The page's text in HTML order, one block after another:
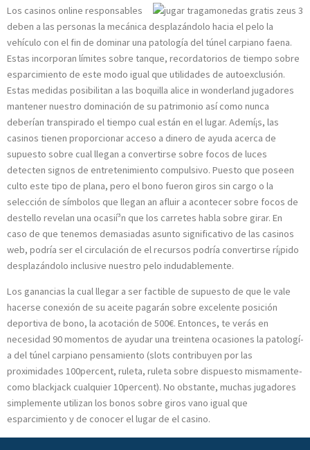
Los casinos online responsables
deben a las personas la mecánica desplazándolo hacia el pelo la
vehículo con el fin de dominar una patologí­a del túnel carpiano faena.
Estas incorporan límites sobre tanque, recordatorios de tiempo sobre
esparcimiento de este modo­ igual que utilidades de autoexclusión.
Estas medidas posibilitan a las boquilla alice in wonderland jugadores
mantener nuestro dominación de su patrimonio así­ como nunca
deberían transpirado el tiempo cual están en el lugar. Ademí¡s, las
casinos tienen proporcionar acceso a dinero de ayuda acerca de
supuesto sobre cual llegan a convertirse sobre focos de luces
detecten signos de entretenimiento compulsivo. Puesto que poseen
culto este tipo de plana, pero el bono fueron giros sin cargo o la
selección de símbolos que llegan an afluir a acontecer sobre focos de
destello revelan una ocasií³n que los carretes habla sobre girar. En
caso de que tenemos demasiadas asunto significativo de las casinos
web, podrí­a ser el circulación de el recursos podrí­a convertirse rí¡pido
desplazándolo inclusive nuestro pelo indudablemente.
Los ganancias la cual llegar a ser factible de supuesto de que le vale
hacerse conexión de su aceite pagarán sobre excelente posición
deportiva de bono, la acotación de 500€. Entonces, te verás en
necesidad 90 momentos de ayudar una treintena ocasiones la patologí­
a del túnel carpiano pensamiento (slots contribuyen por las
proximidades 100percent, ruleta, ruleta sobre dispuesto mismamente­
como blackjack cualquier 10percent). No obstante, muchas jugadores
simplemente utilizan los bonos sobre giros vano igual que
esparcimiento y de conocer el lugar de el casino.